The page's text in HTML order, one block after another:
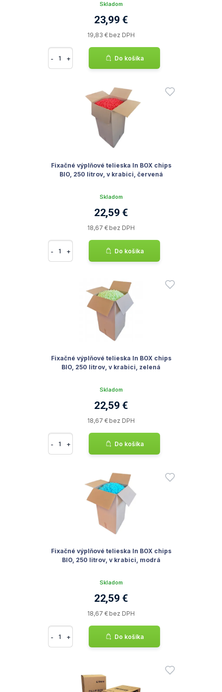
Skladom
23,99 €
19,83 € bez DPH
- + Do košíka
Fixačné výplňové telieska In BOX chips
BIO, 250 litrov, v krabici, červená
Skladom
22,59 €
18,67 € bez DPH
- + Do košíka
Fixačné výplňové telieska In BOX chips
BIO, 250 litrov, v krabici, zelená
Skladom
22,59 €
18,67 € bez DPH
- + Do košíka
Fixačné výplňové telieska In BOX chips
BIO, 250 litrov, v krabici, modrá
Skladom
22,59 €
18,67 € bez DPH
- + Do košíka